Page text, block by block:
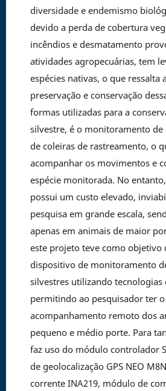
diversidade e endemismo
devido a perda de cobertura
incêndios e desmatamento
atividades agropecuárias, tem
espécies nativas, o que ressalta
preservação e conservação
formas utilizadas para a
silvestre, é o monitoramento
de coleiras de rastreamento, o
acompanhar os movimentos e
espécie monitorada. No
possui um custo elevado,
pesquisa em grande escala,
apenas em animais de maior
este projeto teve como objetivo
dispositivo de monitoramento
silvestres utilizando tecnologias
permitindo ao pesquisador ter o
acompanhamento remoto dos
pequeno e médio porte. Para
faz uso do módulo controlador
de geolocalização GPS NEO
corrente INA219, módulo de